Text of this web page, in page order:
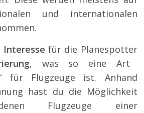
und internationalen
Interessefür die Planespotter
, was so eine Art
für Flugzeuge ist. Anhand
hast du die Möglichkeit
Flugzeuge einer